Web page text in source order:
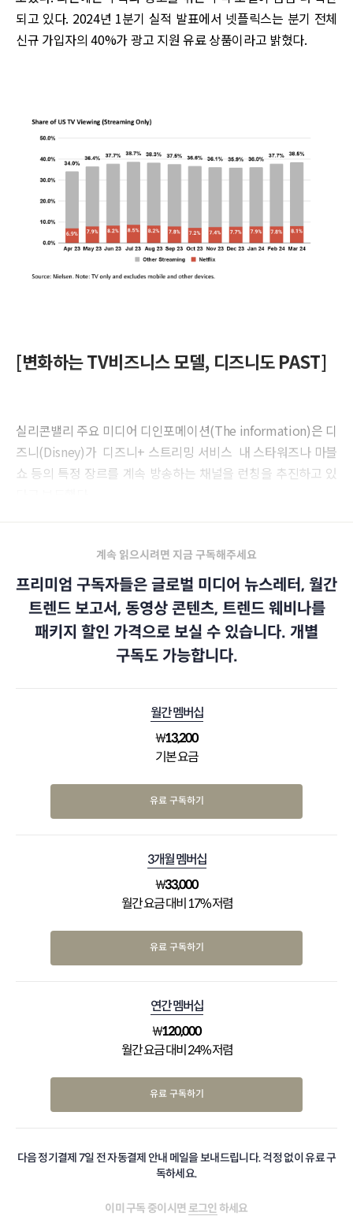
되고 있다. 2024년 1분기 실적 발표에서 넷플릭스는 분기 전체
신규 가입자의 40%가 광고 지원 유료 상품이라고 밝혔다.
[변화하는 TV비즈니스 모델, 디즈니도 PAST]
실리콘밸리 주요 미디어 디인포메이션(The information)은 디
즈니(Disney)가 디즈니+ 스트리밍 서비스 내 스타워즈나 마블
쇼 등의 특정 장르를 계속 방송하는 채널을 런칭을 추진하고 있
계속 읽으시려면 지금 구독해주세요
프리미엄 구독자들은 글로벌 미디어 뉴스레터, 월간
트렌드 보고서, 동영상 콘텐츠, 트렌드 웨비나를
패키지 할인 가격으로 보실 수 있습니다. 개별
구독도 가능합니다.
월간 멤버십
₩13,200
기본 요금
유료 구독하기
3개월 멤버십
₩33,000
월간 요금 대비 17% 저렴
유료 구독하기
연간 멤버십
₩120,000
월간 요금 대비 24% 저렴
유료 구독하기
다음 정기결제 7일 전 자동결제 안내 메일을 보내드립니다. 걱정 없이 유료 구
독하세요.
이미 구독 중이시면 로그인 하세요